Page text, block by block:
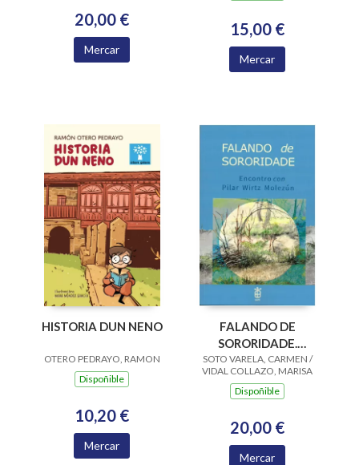
20,00 €
Mercar
IGREXA
15,00 €
Mercar
HISTORIA DUN NENO
OTERO PEDRAYO, RAMON
Dispoñible
10,20 €
Mercar
FALANDO DE
SORORIDADE.
ENCONTRO CON
PILAR WIRTZ
MOLEZUN
SOTO VARELA, CARMEN /
VIDAL COLLAZO, MARISA
Dispoñible
20,00 €
Mercar